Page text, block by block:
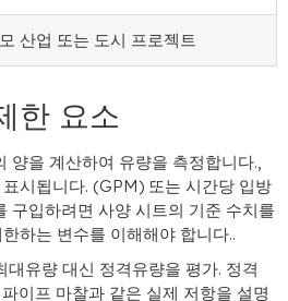
산업 또는 도시 프로젝트
한 요소
양을 계산하여 유량을 측정합니다.,
시됩니다. (GPM) 또는 시간당 입방
구입하려면 사양 시트의 기준 수치를
하는 변수를 이해해야 합니다..
대유량 대신 정격유량을 평가. 정격
이프 마찰과 같은 실제 저항을 설명